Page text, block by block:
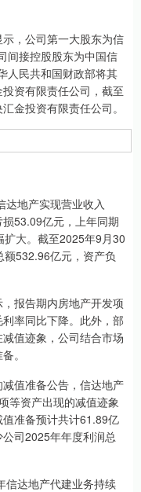
，公司第一大股东为信
间接控股股东为中国信
人民共和国财政部将其
资有限责任公司，截至
金投资有限责任公司。
地产实现营业收入
53.09亿元，上年同期
大。截至2025年9月30
532.96亿元，资产负
报告期内房地产开发项
率同比下降。此外，部
值迹象，公司结合市场
。
值准备公告，信达地产
等资产出现的减值迹象
准备预计共计61.89亿
司2025年年度利润总
达地产代建业务持续